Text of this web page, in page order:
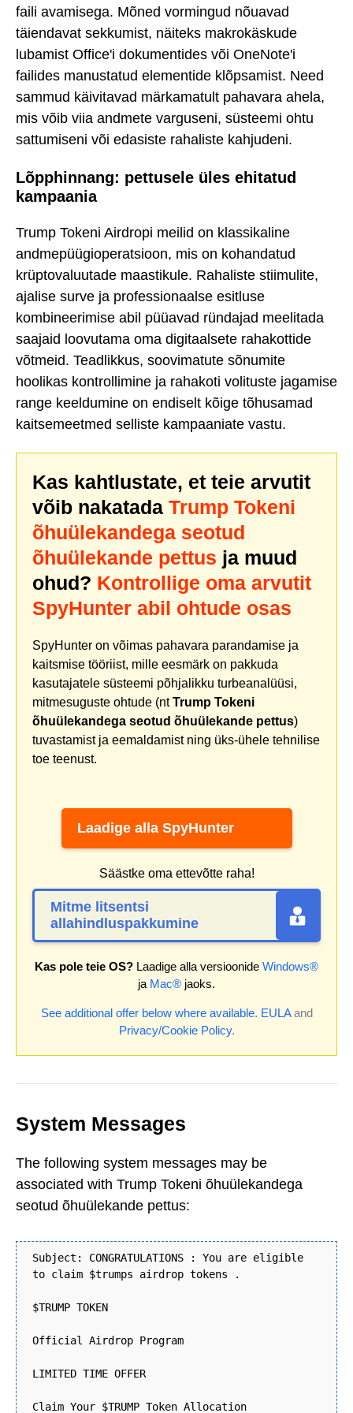
faili avamisega. Mõned vormingud nõuavad
täiendavat sekkumist, näiteks makrokäskude
lubamist Office'i dokumentides või OneNote'i
failides manustatud elementide klõpsamist. Need
sammud käivitavad märkamatult pahavara ahela,
mis võib viia andmete varguseni, süsteemi ohtu
sattumiseni või edasiste rahaliste kahjudeni.
Lõpphinnang: pettusele üles ehitatud
kampaania
Trump Tokeni Airdropi meilid on klassikaline
andmepüügioperatsioon, mis on kohandatud
krüptovaluutade maastikule. Rahaliste stiimulite,
ajalise surve ja professionaalse esitluse
kombineerimise abil püüavad ründajad meelitada
saajaid loovutama oma digitaalsete rahakottide
võtmeid. Teadlikkus, soovimatute sõnumite
hoolikas kontrollimine ja rahakoti volituste jagamise
range keeldumine on endiselt kõige tõhusamad
kaitsemeetmed selliste kampaaniate vastu.
Kas kahtlustate, et teie arvutit
võib nakatada Trump Tokeni
õhuülekandega seotud
õhuülekande pettus ja muud
ohud? Kontrollige oma arvutit
SpyHunter abil ohtude osas
SpyHunter on võimas pahavara parandamise ja
kaitsmise tööriist, mille eesmärk on pakkuda
kasutajatele süsteemi põhjalikku turbeanalüüsi,
mitmesuguste ohtude (ntTrump Tokeni
õhuülekandega seotud õhuülekande pettus)
tuvastamist ja eemaldamist ning üks-ühele tehnilise
toe teenust.
Laadige alla SpyHunter
Säästke oma ettevõtte raha!
Mitme litsentsi
allahindluspakkumine
Kas pole teie OS? Laadige alla versioonide Windows®
ja Mac® jaoks.
See additional offer below where available. EULAand
Privacy/Cookie Policy.
System Messages
The following system messages may be
associated with Trump Tokeni õhuülekandega
seotud õhuülekande pettus:
Subject: CONGRATULATIONS : You are eligible
to claim $trumps airdrop tokens .
$TRUMP TOKEN
Official Airdrop Program
LIMITED TIME OFFER
Claim Your $TRUMP Token Allocation